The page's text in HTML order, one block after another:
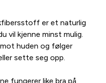
er et naturlig
vil kjenne minst mulig.
huden og følger
sette seg opp.
fungerer like bra på